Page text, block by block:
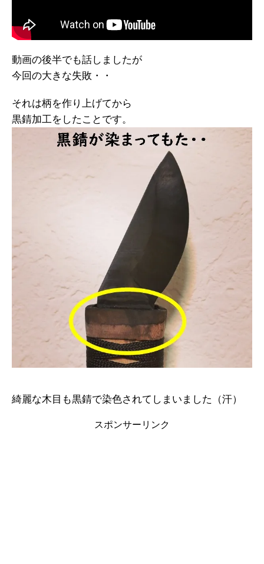
動画の後半でも話しましたが
今回の大きな失敗・・
それは柄を作り上げてから
黒錆加工をしたことです。
綺麗な木目も黒錆で染色されてしまいました（汗）
スポンサーリンク